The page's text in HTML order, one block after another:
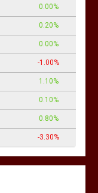
0.00%
0.20%
0.00%
-1.00%
1.10%
0.10%
0.80%
-3.30%